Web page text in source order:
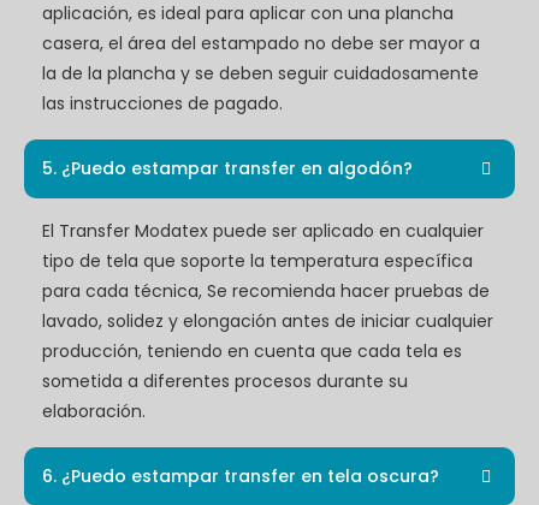
aplicación, es ideal para aplicar con una plancha
casera, el área del estampado no debe ser mayor a
la de la plancha y se deben seguir cuidadosamente
las instrucciones de pagado.
5. ¿Puedo estampar transfer en algodón?
El Transfer Modatex puede ser aplicado en cualquier
tipo de tela que soporte la temperatura específica
para cada técnica, Se recomienda hacer pruebas de
lavado, solidez y elongación antes de iniciar cualquier
producción, teniendo en cuenta que cada tela es
sometida a diferentes procesos durante su
elaboración.
6. ¿Puedo estampar transfer en tela oscura?